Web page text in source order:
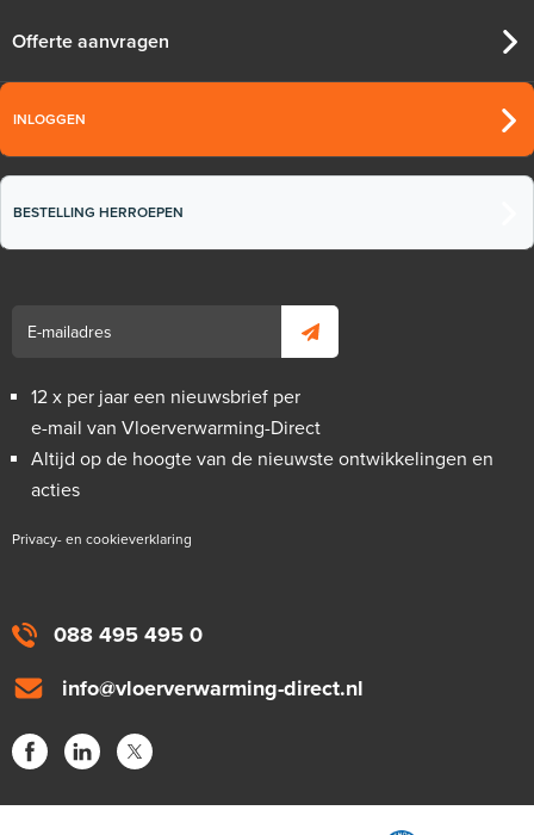
088 495 495 0
info@vloerverwarming-direct.nl
Offerte aanvragen
INLOGGEN
BESTELLING HERROEPEN
12 x per jaar een nieuwsbrief per
e-mail van Vloerverwarming-Direct
Altijd op de hoogte van de nieuwste ontwikkelingen en
acties
Privacy- en cookieverklaring